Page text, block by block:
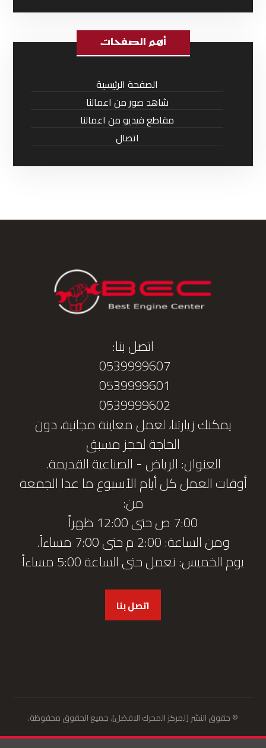
أهم الصفحات
الصفحة الرئيسية
شاهد صور من اعمالنا
مقاطع فيديو من اعمالنا
اتصال
اتصل بنا:
0539999607
0539999601
0539999602
يمكنك زيارتنا، لعمل معاينة مجانية، دون
الحاجة لحجز مسبق
العنوان: الرياض - الصناعية القديمة.
أوقات العمل كل أيام الأسبوع ما عدا الجمعة
من:
7:00 ص حتى 12:00 ظهراً
ومن الساعة: 2:00 م حتى 7:00 مساءاً.
يوم الخميس: نعمل حتى الساعة 5:00 مساءاً
اتصل بنا
© حقوق النشر [لمركز المحرك الافضل]. جميع الحقوق محفوظة.